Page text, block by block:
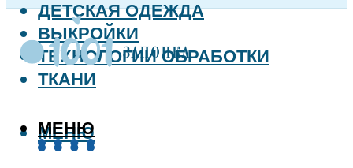
ДЕТСКАЯ ОДЕЖДА
ВЫКРОЙКИ
ТЕХНОЛОГИИ ОБРАБОТКИ
ТКАНИ
МЕНЮ
МЕНЮ